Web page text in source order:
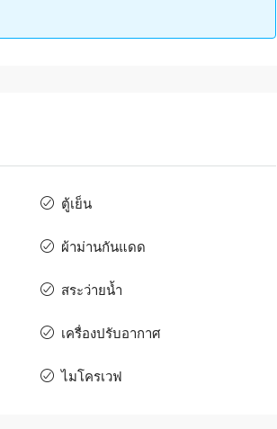
ตู้เย็น
ผ้าม่านกันแดด
สระว่ายน้ำ
เครื่องปรับอากาศ
ไมโครเวฟ